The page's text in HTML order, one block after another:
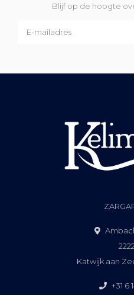
Blijf op de hoogte
Katwijk aan
+31 6